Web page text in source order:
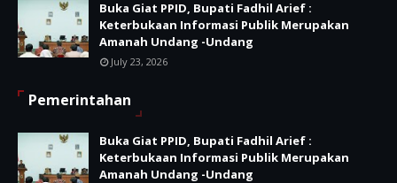
Buka Giat PPID, Bupati Fadhil Arief :
Keterbukaan Informasi Publik Merupakan
Amanah Undang -Undang
July 23, 2026
Pemerintahan
Buka Giat PPID, Bupati Fadhil Arief :
Keterbukaan Informasi Publik Merupakan
Amanah Undang -Undang